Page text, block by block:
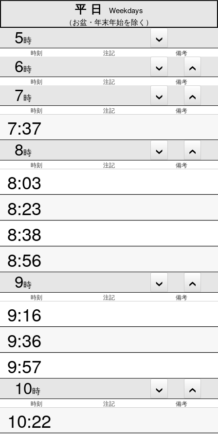
平日
Weekdays
（お盆・年末年始を除く）
5時
時刻 注記 備考
6時
時刻 注記 備考
7時
時刻 注記 備考
7:37
8時
時刻 注記 備考
8:03
8:23
8:38
8:56
9時
時刻 注記 備考
9:16
9:36
9:57
10時
時刻 注記 備考
10:22